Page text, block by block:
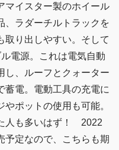
マイスター製のホイール
、ラダーチルトラックを
取り出しやすい。そして
電源。これは電気自動
し、ルーフとクォーター
蓄電。電動工具の充電に
ポットの使用も可能。
人も多いはず！ 2022
予定なので、こちらも期